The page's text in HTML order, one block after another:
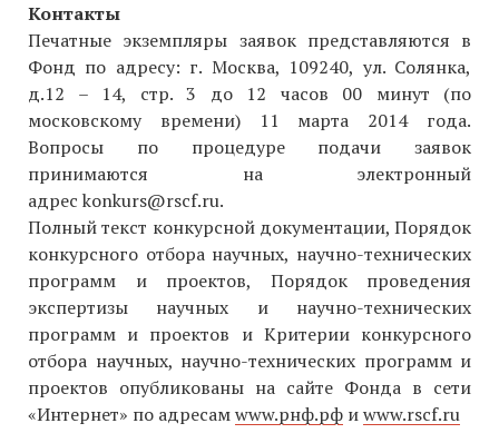
Контакты
Печатные экземпляры заявок представляются в
Фонд по адресу: г. Москва, 109240, ул. Солянка,
д.12 – 14, стр. 3 до 12 часов 00 минут (по
московскому времени) 11 марта 2014 года.
Вопросы по процедуре подачи заявок
принимаются на электронный
адрес konkurs@rscf.ru.
Полный текст конкурсной документации, Порядок
конкурсного отбора научных, научно-технических
программ и проектов, Порядок проведения
экспертизы научных и научно-технических
программ и проектов и Критерии конкурсного
отбора научных, научно-технических программ и
проектов опубликованы на сайте Фонда в сети
«Интернет» по адресамwww.рнф.рф иwww.rscf.ru